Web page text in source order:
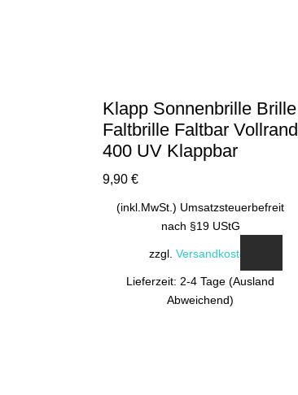
Klapp Sonnenbrille Brille
Faltbrille Faltbar Vollrand
400 UV Klappbar
9,90 €
(inkl.MwSt.) Umsatzsteuerbefreit
nach §19 UStG
zzgl. Versandkosten
Lieferzeit: 2-4 Tage (Ausland
Abweichend)